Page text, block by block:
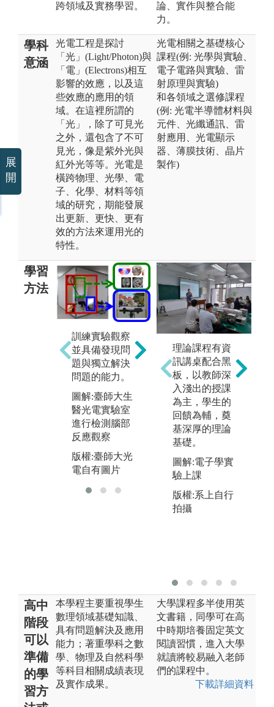
跨領域及實務學習。
論、實作與整合能
力。
學科
意涵
光電工程是探討
「光」(Light/Photon)與
「電」(Electrons)相互
影響的效應，以及這
些效應的應用的領
域。在這裡所謂的
「光」，除了可見光
之外，還包含了不可
見光，像是紫外光與
紅外光等等。光電是
橫跨物理、光學、電
子、化學、材料等領
域的研究，期能發展
出更新、更快、更有
效的方法來運用光的
特性。
光電相關之基礎核心
課程(例: 光學與實驗、
電子電路與實驗、雷
射原理與實驗)
和各領域之選修課程
(例: 光電半導體材料與
元件、光纖通訊、雷
射應用、光電顯示
器、薄膜技術、晶片
製作)
學習
方法
訓練實驗觀察
並具備發現問
題與獨立解決
問題的能力。
圖解:臺師大生
醫光電實驗室
進行檢測腦部
反應觀察
版權:臺師大光
電自有圖片
光學基礎實
驗，訓練動手
實驗操作能
力。
圖解:實驗介紹
版權:臺師大光
電自有圖片
理論課程有資
訊講桌配合黑
板，以教師深
入淺出的授課
為主，學生的
回饋為輔，奠
基深厚的理論
基礎。
圖解:電子學實
驗上課
版權:系上自行
拍攝
高中
階段
可以
準備
的學
習方
本學程主要重視學生
數理領域基礎知識、
具有問題解決及應用
能力；著重學科之數
學、物理及自然科學
等科目相關成績表現
及實作成果。
大學課程多半使用英
文書籍，同學可在高
中時期培養固定英文
閱讀習慣，進入大學
就讀將較易融入老師
們的課程中。
下載詳細資料
展
開